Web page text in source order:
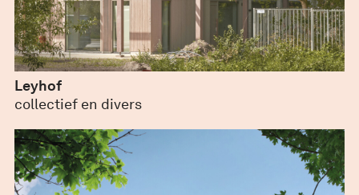
Leyhof
maart 2, 2020
collectief en divers